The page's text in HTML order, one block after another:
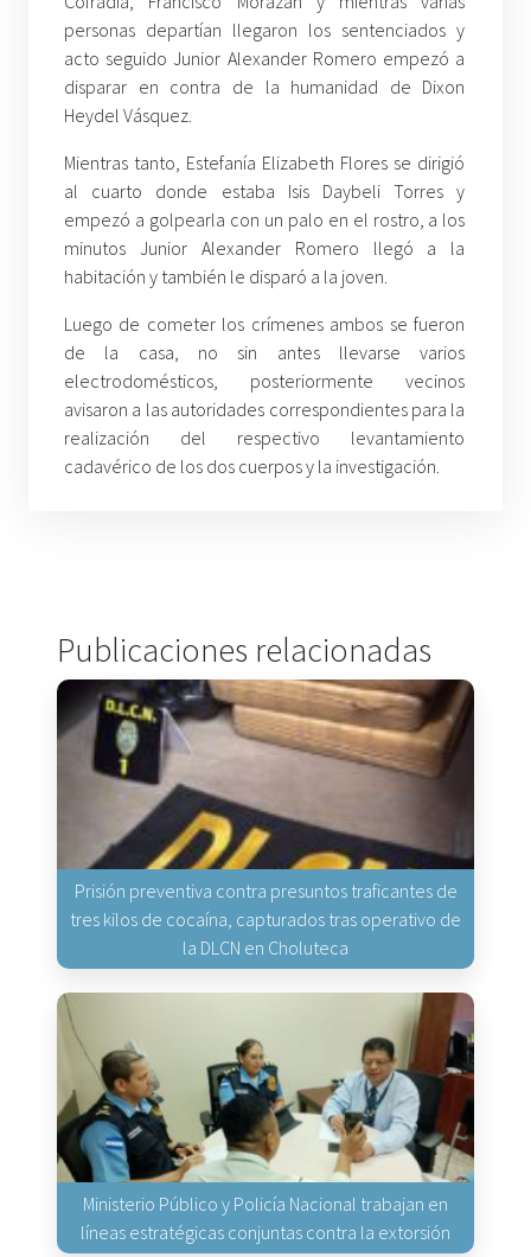
personas departían llegaron los sentenciados y
acto seguido Junior Alexander Romero empezó a
disparar en contra de la humanidad de Dixon
Heydel Vásquez.
Mientras tanto, Estefanía Elizabeth Flores se dirigió
al cuarto donde estaba Isis Daybeli Torres y
empezó a golpearla con un palo en el rostro, a los
minutos Junior Alexander Romero llegó a la
habitación y también le disparó a la joven.
Luego de cometer los crímenes ambos se fueron
de la casa, no sin antes llevarse varios
electrodomésticos, posteriormente vecinos
avisaron a las autoridades correspondientes para la
realización del respectivo levantamiento
cadavérico de los dos cuerpos y la investigación.
Publicaciones relacionadas
Prisión preventiva contra presuntos traficantes de
tres kilos de cocaína, capturados tras operativo de
la DLCN en Choluteca
Ministerio Público y Policía Nacional trabajan en
líneas estratégicas conjuntas contra la extorsión